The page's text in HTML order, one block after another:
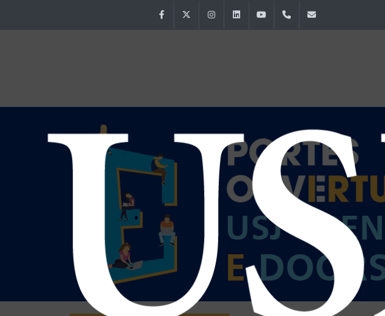
FacebookTwitter InstagramLinkedInYouTube+961 (1) 421 000